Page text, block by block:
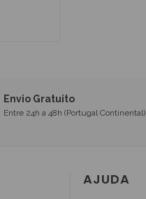
Envio Gratuito
Entre 24h a 48h (Portugal Continental)
AJUDA